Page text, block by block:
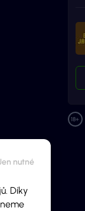
Díky